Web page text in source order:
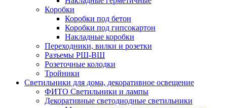
Коробки
Коробки под бетон
Коробки под гипсокартон
Накладные коробки
Переходники, вилки и розетки
Разъемы РШ-ВШ
Розеточные колодки
Тройники
Светильники для дома, декоративное освещение
ФИТО Светильники и лампы
Декоративные светодиодные светильники